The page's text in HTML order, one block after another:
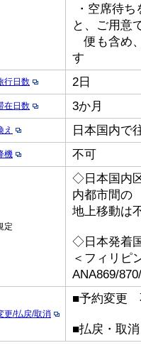
・空席待
と、ご用意
便も含め
す
行日数 2日
在日数 3か月
え 日本国内で
機 不可
定
◇日本国内
内都市間の
地上移動は
◇日本発着
＜フィリピ
ANA869/
更/払戻/取消
■予約変更
■払戻・取